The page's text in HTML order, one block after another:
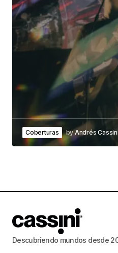
Coberturas byAndrés Cassini
Descubriendo mundos desde